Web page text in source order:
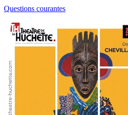
Questions courantes